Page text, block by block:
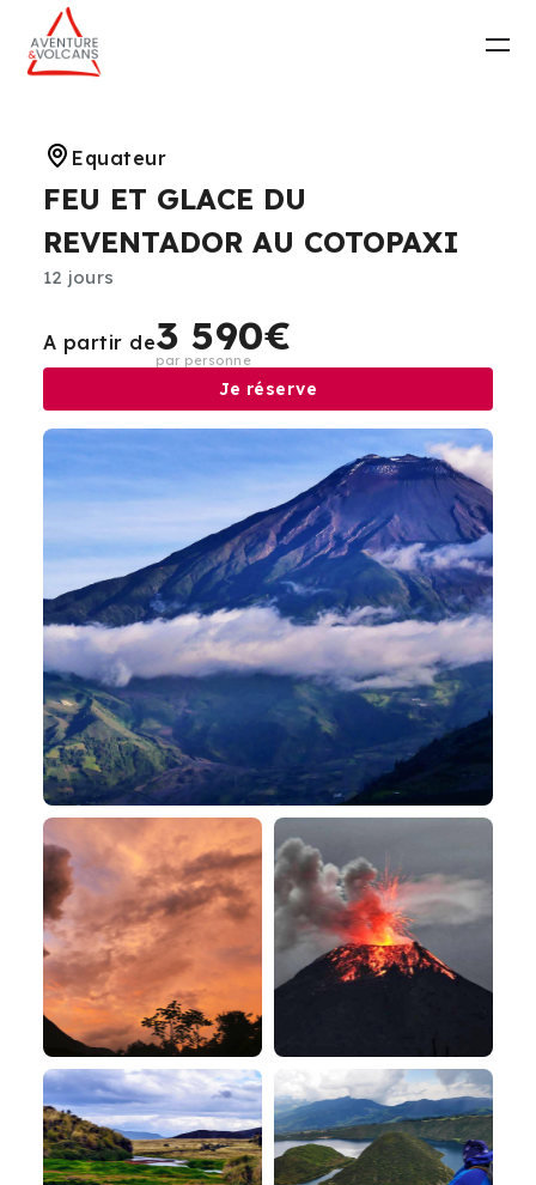
Equateur
FEU ET GLACE DU
REVENTADOR AU COTOPAXI
12 jours
A partir de3 590€
par personne
Je réserve